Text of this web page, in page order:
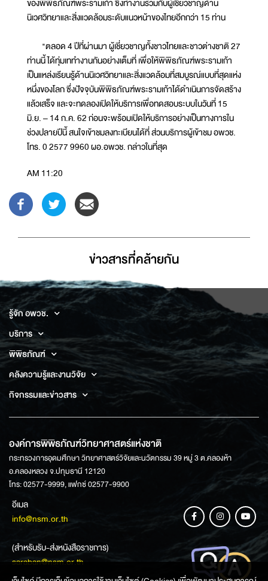
ของพิพิธภัณฑ์พระรามเก้า ซึ่งทำงานร่วมกับผู้เชี่ยวชาญด้าน
นิเวศวิทยาและสิ่งแวดล้อมระดับแนวหน้าของไทยอีกกว่า 15 ท่าน
"ตลอด 4 ปีที่ผ่านมา ผู้เชี่ยวชาญทั้งชาวไทยและชาวต่างชาติ 27
ท่านนี้ ได้ทุ่มเททำงานกันอย่างเต็มที่ เพื่อให้พิพิธภัณฑ์พระรามเก้า
เป็นแหล่งเรียนรู้ด้านนิเวศวิทยาและสิ่งแวดล้อมที่สมบูรณ์แบบที่สุดแห่ง
หนึ่งของโลก ซึ่งปัจจุบันพิพิธภัณฑ์พระรามเก้าได้ดำเนินการจัดสร้าง
แล้วเสร็จ และจะทดลองเปิดให้บริการเพื่อทดสอบระบบในวันที่ 15
มิ.ย. – 14 ก.ค. 62 ก่อนจะพร้อมเปิดให้บริการอย่างเป็นทางการใน
ช่วงปลายปีนี้ สนใจเข้าชมลงทะเบียนได้ที่ ส่วนบริการผู้เข้าชม อพวช.
โทร. 0 2577 9960 ผอ.อพวช. กล่าวในที่สุด
AM 11:20
ข่าวสารที่่คล้ายกัน
รู้จัก อพวช.
บริการ
พิพิธภัณฑ์
คลังความรู้และงานวิจัย
กิจกรรมและข่าวสาร
องค์การพิพิธภัณฑ์วิทยาศาสตร์แห่งชาติ
กระทรวงการอุดมศึกษา วิทยาศาสตร์วิจัยและนวัตกรรม 39 หมู่ 3 ต.คลองห้า
อ.คลองหลวง จ.ปทุมธานี 12120
โทร: 02577-9999, แฟกซ์ 02577-9900
อีเมล
info@nsm.or.th
(สำหรับรับ-ส่งหนังสือราชการ)
saraban@nsm.or.th